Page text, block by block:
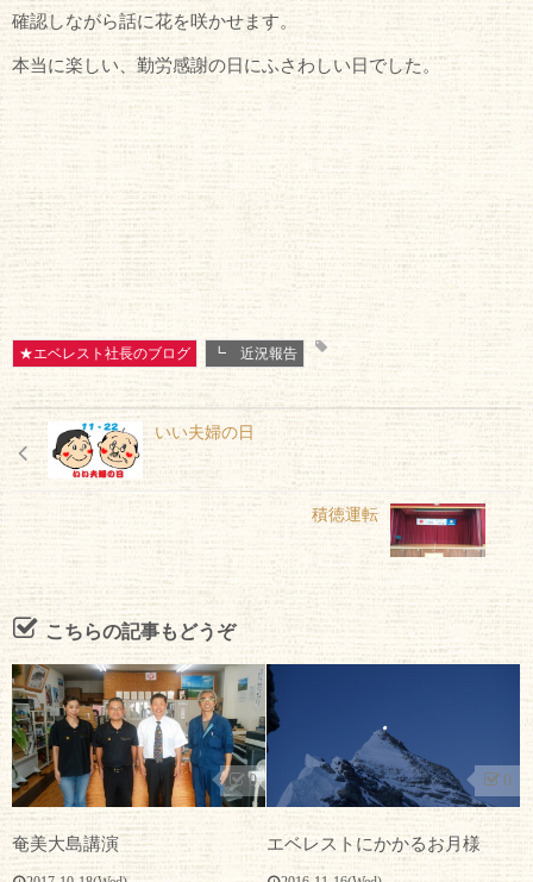
確認しながら話に花を咲かせます。
本当に楽しい、勤労感謝の日にふさわしい日でした。
★エベレスト社長のブログ ┗ 近況報告
いい夫婦の日
積徳運転
こちらの記事もどうぞ
0
奄美大島講演
0
エベレストにかかるお月様